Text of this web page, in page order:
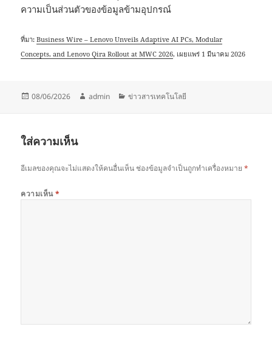
ความเป็นส่วนตัวของข้อมูลข้ามอุปกรณ์
ที่มา:Business Wire – Lenovo Unveils Adaptive AI PCs, Modular
Concepts, and Lenovo Qira Rollout at MWC 2026, เผยแพร่ 1 มีนาคม 2026
เขียน
08/06/2026
ผู้
admin
หมวด
ข่าวสารเทคโนโลยี
ใส่ความเห็น
อีเมลของคุณจะไม่แสดงให้คนอื่นเห็น ช่องข้อมูลจำเป็นถูกทำเครื่องหมาย*
ความเห็น*